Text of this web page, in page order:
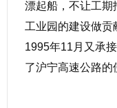
漂起船，不让工期
工业园的建设做贡
1995年11月又承
了沪宁高速公路的